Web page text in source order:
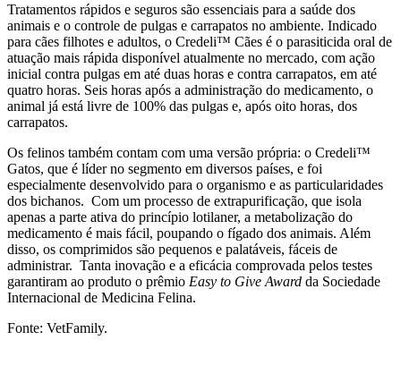
Tratamentos rápidos e seguros são essenciais para a saúde dos
animais e o controle de pulgas e carrapatos no ambiente. Indicado
para cães filhotes e adultos, o Credeli™ Cães é o parasiticida oral de
atuação mais rápida disponível atualmente no mercado, com ação
inicial contra pulgas em até duas horas e contra carrapatos, em até
quatro horas. Seis horas após a administração do medicamento, o
animal já está livre de 100% das pulgas e, após oito horas, dos
carrapatos.
Os felinos também contam com uma versão própria: o Credeli™
Gatos, que é líder no segmento em diversos países, e foi
especialmente desenvolvido para o organismo e as particularidades
dos bichanos. Com um processo de extrapurificação, que isola
apenas a parte ativa do princípio lotilaner, a metabolização do
medicamento é mais fácil, poupando o fígado dos animais. Além
disso, os comprimidos são pequenos e palatáveis, fáceis de
administrar. Tanta inovação e a eficácia comprovada pelos testes
garantiram ao produto o prêmio Easy to Give Award da Sociedade
Internacional de Medicina Felina.
Fonte: VetFamily.